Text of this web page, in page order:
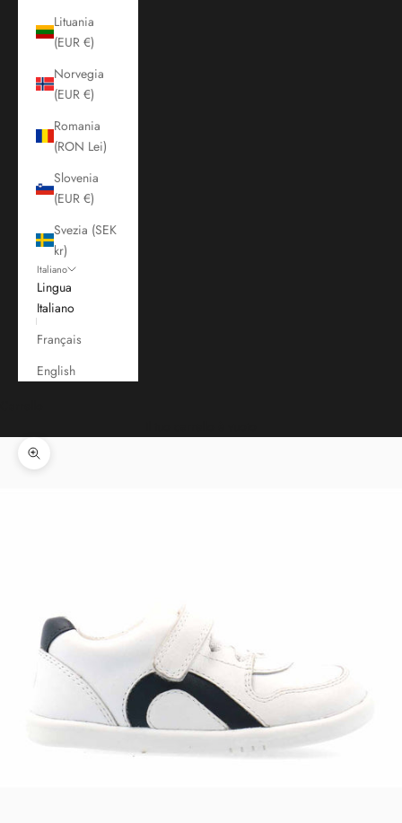
Lituania
(EUR €)
Norvegia
(EUR €)
Romania
(RON Lei)
Slovenia
(EUR €)
Svezia (SEK
kr)
Italiano
Lingua
Italiano
Français
English
Ingrandisci immagine